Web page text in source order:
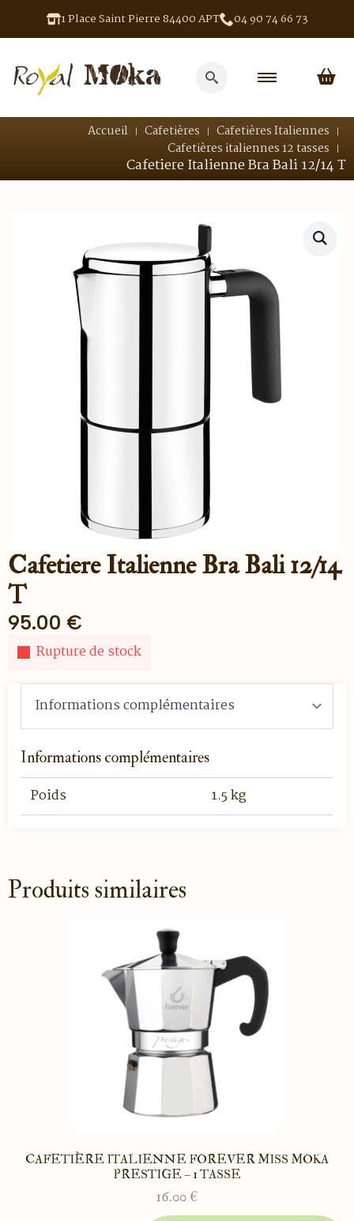
1 Place Saint Pierre 84400 APT 04 90 74 66 73
for:
Accueil Cafetières
Cafetières Italiennes
Cafetières italiennes 12 tasses
Cafetiere Italienne Bra Bali 12/14 T
Cafetiere Italienne Bra Bali 12/14
T
95.00 €
Rupture de stock
Informations complémentaires
Poids 1.5 kg
Produits similaires
CAFETIÈRE ITALIENNE FOREVER MISS MOKA
PRESTIGE – 1 TASSE
16.00 €